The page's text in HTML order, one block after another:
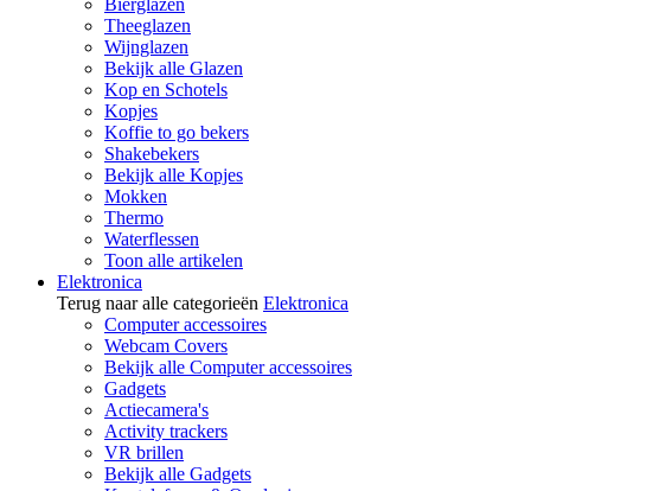
Bierglazen
Theeglazen
Wijnglazen
Bekijk alle Glazen
Kop en Schotels
Kopjes
Koffie to go bekers
Shakebekers
Bekijk alle Kopjes
Mokken
Thermo
Waterflessen
Toon alle artikelen
Elektronica
Terug naar alle categorieën Elektronica
Computer accessoires
Webcam Covers
Bekijk alle Computer accessoires
Gadgets
Actiecamera's
Activity trackers
VR brillen
Bekijk alle Gadgets